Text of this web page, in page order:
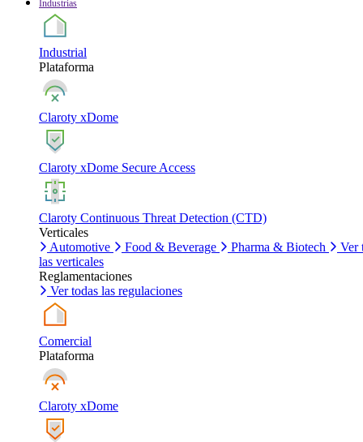
Industrias
Industrial
Plataforma
Claroty xDome
Claroty xDome Secure Access
Claroty Continuous Threat Detection (CTD)
Verticales
Automotive
Food & Beverage Pharma & Biotech
Ver
las verticales
Reglamentaciones
Ver todas las regulaciones
Comercial
Plataforma
Claroty xDome